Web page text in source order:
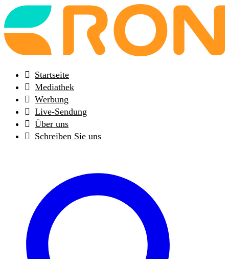
Back
to
frontpage
Startseite
Mediathek
Werbung
Live-Sendung
Über uns
Schreiben Sie uns